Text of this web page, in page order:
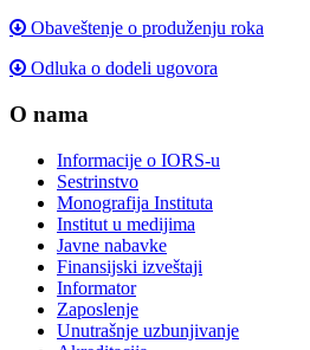
Obaveštenje o produženju roka
Odluka o dodeli ugovora
O nama
Informacije o IORS-u
Sestrinstvo
Monografija Instituta
Institut u medijima
Javne nabavke
Finansijski izveštaji
Informator
Zaposlenje
Unutrašnje uzbunjivanje